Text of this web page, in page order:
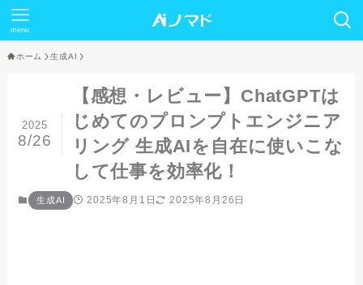
menu
ホーム 生成AI
【感想・レビュー】ChatGPTは
じめてのプロンプトエンジニア
リング 生成AIを自在に使いこな
して仕事を効率化！
2025
8/26
生成AI 2025年8月1日 2025年8月26日